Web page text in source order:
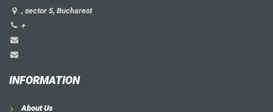
, sector 5, Bucharest
+
INFORMATION
About Us